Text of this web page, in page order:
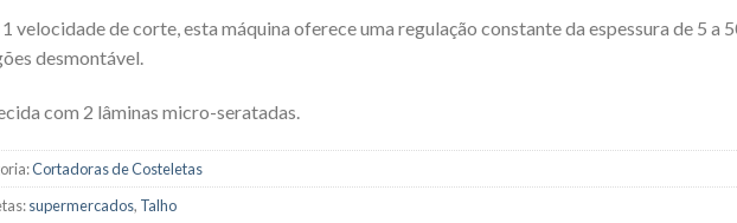
velocidade de corte, esta máquina oferece uma regulação constante da espessura de 5 a
desmontável.
com 2 lâminas micro-seratadas.
Cortadoras de Costeletas
supermercados, Talho